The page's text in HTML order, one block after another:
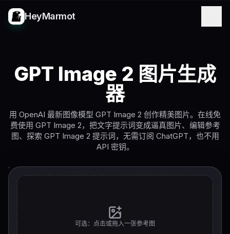
HeyMarmot
GPT Image 2 图片生成
器
用 OpenAI 最新图像模型 GPT Image 2 创作精美图片。在线免
费使用 GPT Image 2，把文字提示词变成逼真图片、编辑参考
图、探索 GPT Image 2 提示词，无需订阅 ChatGPT，也不用
API 密钥。
可选：点击或拖入一张参考图